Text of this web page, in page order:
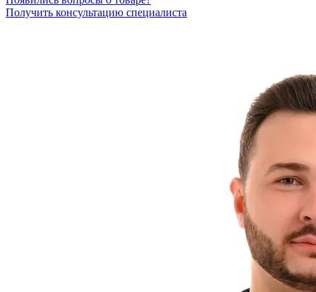
Получить консультацию специалиста